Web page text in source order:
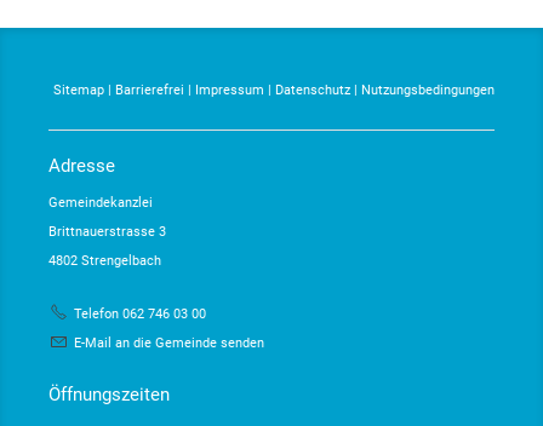
Sitemap | Barrierefrei | Impressum | Datenschutz| Nutzungsbedingungen
Adresse
Gemeindekanzlei
Brittnauerstrasse 3
4802 Strengelbach
Telefon 062 746 03 00
E-Mail an die Gemeinde senden
Öffnungszeiten